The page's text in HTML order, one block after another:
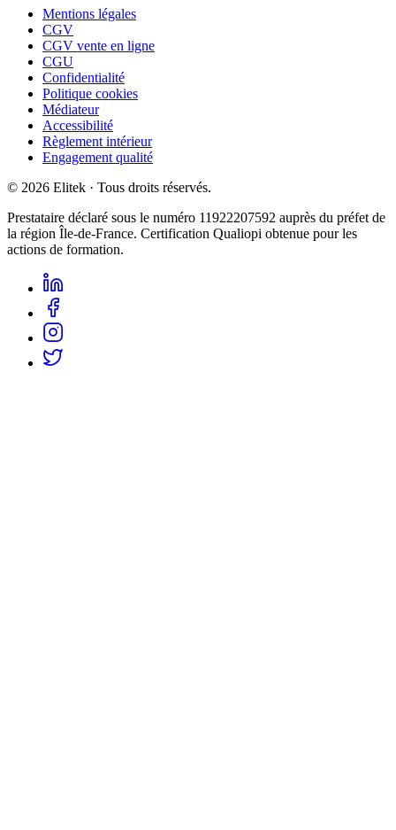
Mentions légales
CGV
CGV vente en ligne
CGU
Confidentialité
Politique cookies
Médiateur
Accessibilité
Règlement intérieur
Engagement qualité
© 2026 Elitek · Tous droits réservés.
Prestataire déclaré sous le numéro 11922207592 auprès du préfet de
la région Île-de-France. Certification Qualiopi obtenue pour les
actions de formation.